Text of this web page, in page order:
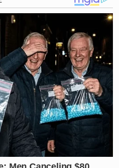
que Deolane e o filho
desse valor, o que
Ela já registrou um
provas para a polícia.
na
drive com todas as